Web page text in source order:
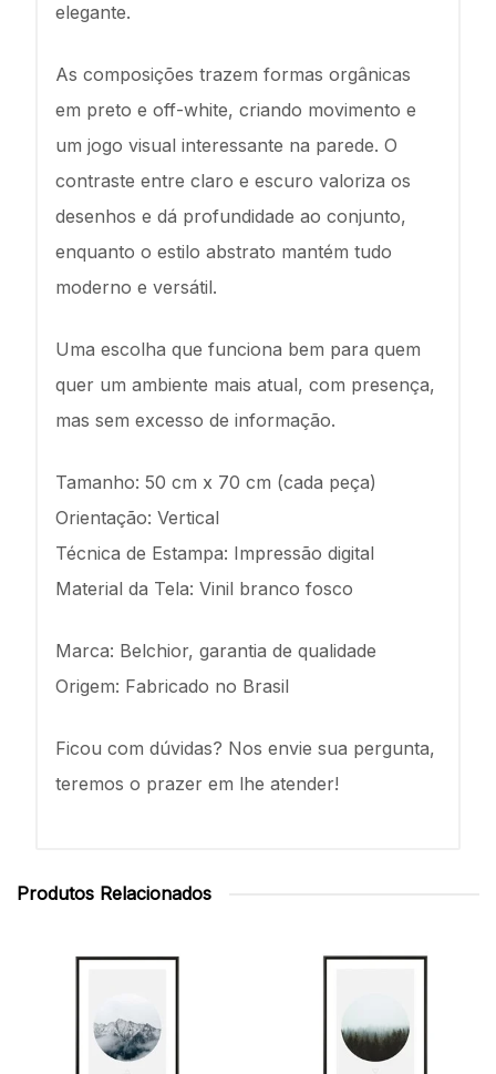
elegante.
As composições trazem formas orgânicas
em preto e off-white, criando movimento e
um jogo visual interessante na parede. O
contraste entre claro e escuro valoriza os
desenhos e dá profundidade ao conjunto,
enquanto o estilo abstrato mantém tudo
moderno e versátil.
Uma escolha que funciona bem para quem
quer um ambiente mais atual, com presença,
mas sem excesso de informação.
Tamanho: 50 cm x 70 cm (cada peça)
Orientação: Vertical
Técnica de Estampa: Impressão digital
Material da Tela: Vinil branco fosco
Marca: Belchior, garantia de qualidade
Origem: Fabricado no Brasil
Ficou com dúvidas? Nos envie sua pergunta,
teremos o prazer em lhe atender!
Produtos Relacionados